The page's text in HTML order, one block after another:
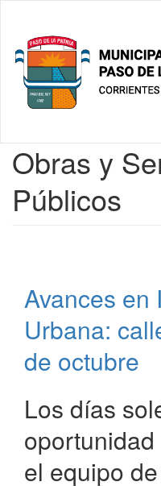
contenido
principal
Municipalidad
de Paso De
La Patria
Contenido
principal
Obras y
Públicos
Avances en
Urbana:
de octubre
Los días
el equipo